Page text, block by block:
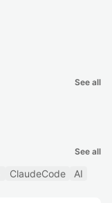
See all
See all
ClaudeCode AI